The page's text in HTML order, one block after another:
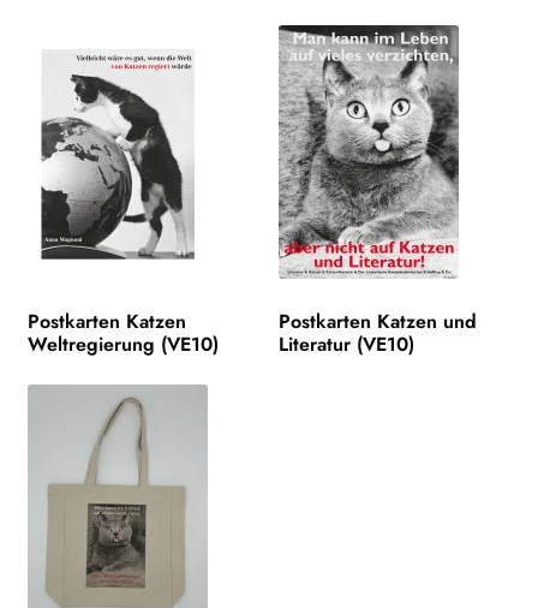
Postkarten Katzen
Weltregierung (VE10)
Postkarten Katzen und
Literatur (VE10)